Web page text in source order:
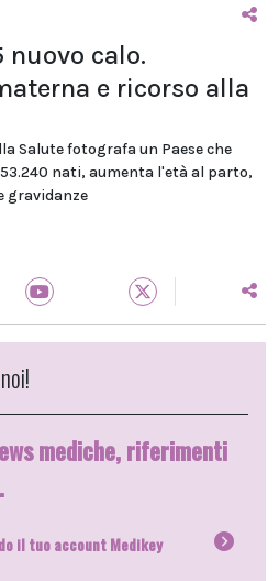
nuovo calo.
e ricorso alla
Salute fotografa un Paese che
nati, aumenta l'età al parto,
gravidanze
mediche, riferimenti
il tuo account Medikey